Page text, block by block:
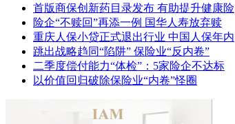
首版商保创新药目录发布 有助提升健康险
险企“不赎回”再添一例 国华人寿放弃赎
重庆人保小贷正式退出行业 中国人保年内
跳出战略趋同“陷阱” 保险业“反内卷”
二季度偿付能力“体检”：5家险企不达标
以价值回归破除保险业“内卷”怪圈